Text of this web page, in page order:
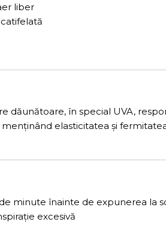
liber
dăunătoare, în special UVA,
elasticitatea și
minute înainte de expunerea la
excesivă